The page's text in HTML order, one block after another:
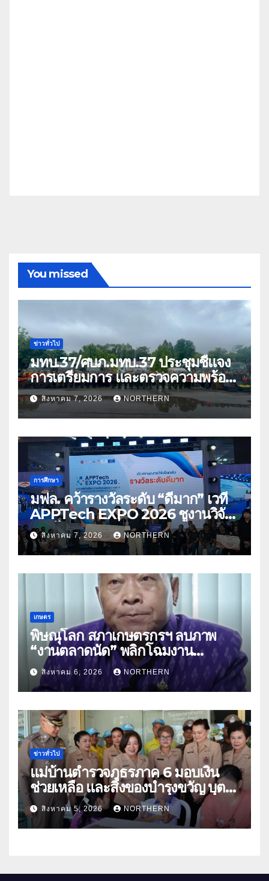
You missed
ข่าวทั่วไป
มทบ.37/ศบภ.มทบ.37 ประชุมชี้แจง
การเตรียมการ และตรวจความพร้อม
ด้านการบรรเทาสาธารณภัย
สิงหาคม 7, 2026 NORTHERN
การศึกษา
มฟล. คว้ารางวัลระดับ “ดีมาก” เวที
APPTech EXPO 2026 ชูงานวิจัย
สมุนไพร ขับเคลื่อนนวัตกรรมสู่เชิง
พาณิชย์
สิงหาคม 7, 2026 NORTHERN
เกษตร
พิษณุโลก สภาเกษตรกรฯ ลบภาพ
“งานตลาดนัด” พลิกโฉมงาน
“เกษตรรุ่งเรืองเมืองสองแคว 69” มุ่ง
ประโยชน์เกษตรกร ดึงนวัตกรรม-จับ
คู่ธุรกิจดันสินค้าเกษตรสู่สากล (คลิป)
สิงหาคม 6, 2026 NORTHERN
ข่าวทั่วไป
แม่บ้านตำรวจภูธรภาค 6 มอบเงิน
ช่วยเหลือ และสิ่งของบำรุงขวัญ บุตร-
ธิดา ข้าราชการตำรวจจังหวัด
อุทัยธานี
สิงหาคม 5, 2026 NORTHERN